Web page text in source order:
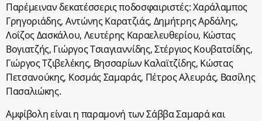
Παρέμειναν δεκατέσσερις ποδοσφαιριστές: Χαράλαμπος
Γρηγοριάδης, Αντώνης Καρατζιάς, Δημήτρης Αρδάλης,
Λοΐζος Δασκάλου, Λευτέρης Καραελευθερίου, Κώστας
Βογιατζής, Γιώργος Τσιαγιαννίδης, Στέργιος Κουβατσίδης,
Γιώργος Τζιβελέκης, Βησσαρίων Καλαϊτζίδης, Κώστας
Πετσανούκης, Κοσμάς Σαμαράς, Πέτρος Αλευράς, Βασίλης
Πασαλιώκης.
Αμφίβολη είναι η παραμονή των Σάββα Σαμαρά και